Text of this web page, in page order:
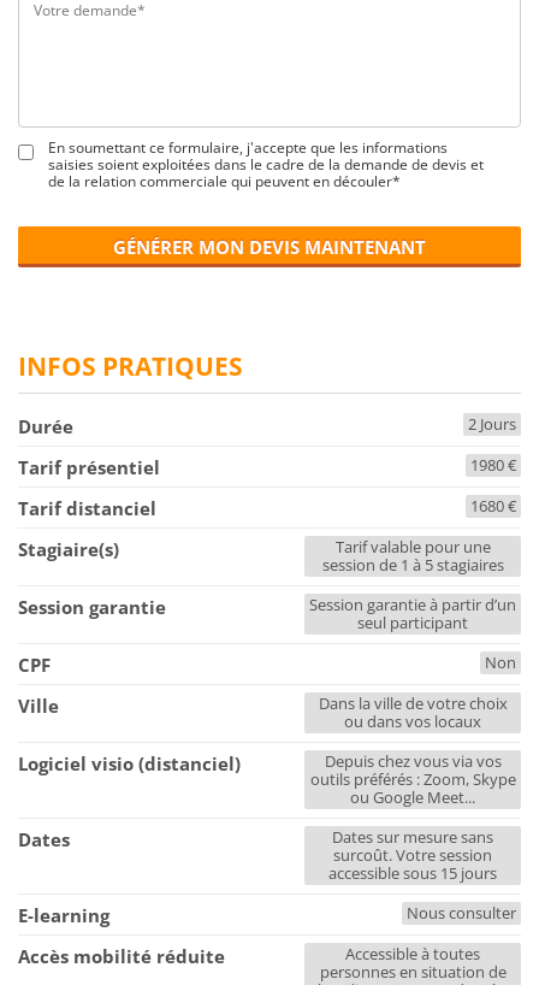
En soumettant ce formulaire, j'accepte que les informations
saisies soient exploitées dans le cadre de la demande de devis et
de la relation commerciale qui peuvent en découler*
GÉNÉRER MON DEVIS MAINTENANT
INFOS PRATIQUES
Durée 2 Jours
Tarif présentiel 1980 €
Tarif distanciel 1680 €
Stagiaire(s)
Tarif valable pour une
session de 1 à 5 stagiaires
Session garantie
Session garantie à partir d’un
seul participant
CPF Non
Ville
Dans la ville de votre choix
ou dans vos locaux
Logiciel visio (distanciel)
Depuis chez vous via vos
outils préférés : Zoom, Skype
ou Google Meet...
Dates
Dates sur mesure sans
surcoût. Votre session
accessible sous 15 jours
E-learning Nous consulter
Accès mobilité réduite
Accessible à toutes
personnes en situation de